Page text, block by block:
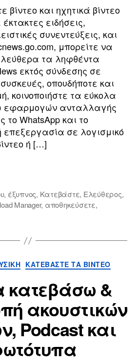
κατεβάσετε
βίντεο
και
ήχους
ABC
News
και ηχητικά βίντεο
ειδήσεις,
συνεντεύξεις, και
μπορείτε να
τα ληφθέντα
εκτός σύνδεσης σε
οπουδήποτε και
κοινοποιήστε τα εύκολα
εφαρμογών ανταλλαγής
WhatsApp και το
επεξεργασία σε λογισμικό
ή […]
, έξυπνος, Κατεβάστε, Ελεύθερος,
Manager, αποθηκεύσετε,
Κατηγορίες
ΚΑΤΕΒΆΣΤΕ ΤΑ ΒΊΝΤΕΟ
κατεβάσω &
ακουστικών
Podcast και